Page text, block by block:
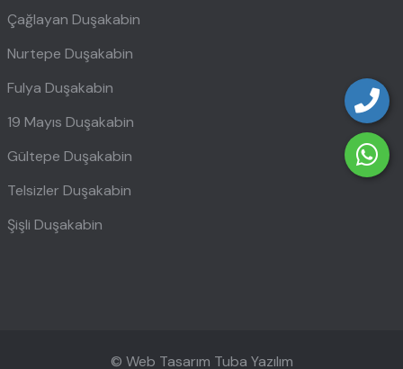
Çağlayan Duşakabin
Nurtepe Duşakabin
Fulya Duşakabin
19 Mayıs Duşakabin
Gültepe Duşakabin
Telsizler Duşakabin
Şişli Duşakabin
© Web Tasarım Tuba Yazılım